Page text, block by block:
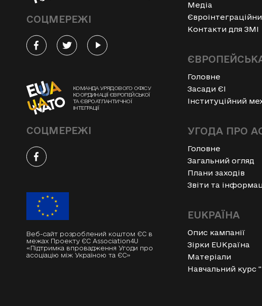
СОЦМЕРЕЖІ
КОМАНДА УРЯДОВОГО ОФІСУ
КООРДИНАЦІЇ ЄВРОПЕЙСЬКОЇ
ТА ЄВРОАТЛАНТИЧНОЇ
ІНТЕГРАЦІЇ
СОЦМЕРЕЖІ
Веб-сайт розроблений коштом ЄС в
межах Проекту ЄС Association4U
«Підтримка впровадження Угоди про
асоціацію між Україною та ЄС»
Медіа
Контакти для ЗМІ
Головне
Засади ЄІ
Інституційний
УГОДА ПРО
Головне
Загальний огляд
Плани заходів
Звіти та
EUKРАЇНА
Опис кампанії
Зірки EUKраїна
Матеріали
Навчальний курс